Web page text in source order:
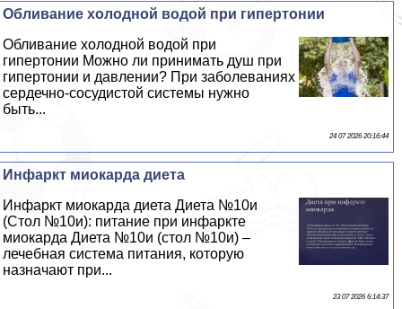
Обливание холодной водой при гипертонии
Обливание холодной водой при
гипертонии Можно ли принимать душ при
гипертонии и давлении? При заболеваниях
сердечно-сосудистой системы нужно
быть...
24 07 2026 20:16:44
Инфаркт миокарда диета
Инфаркт миокарда диета Диета №10и
(Стол №10и): питание при инфаркте
миокарда Диета №10и (стол №10и) –
лечебная система питания, которую
назначают при...
23 07 2026 6:14:37